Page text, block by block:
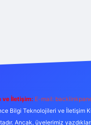
ve İletişim: E-mail:
Bilgi Teknolojileri ve İletişim
Ancak, üyelerimiz